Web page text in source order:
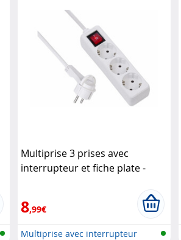
Multiprise 3 prises avec
interrupteur et fiche plate -
8,99€
Multiprise avec interrupteur